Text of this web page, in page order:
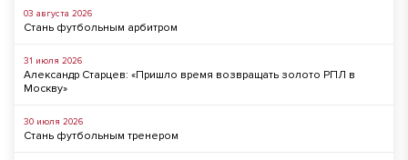
03 августа 2026
Стань футбольным арбитром
31 июля 2026
Александр Старцев: «Пришло время возвращать золото РПЛ в
Москву»
30 июля 2026
Стань футбольным тренером